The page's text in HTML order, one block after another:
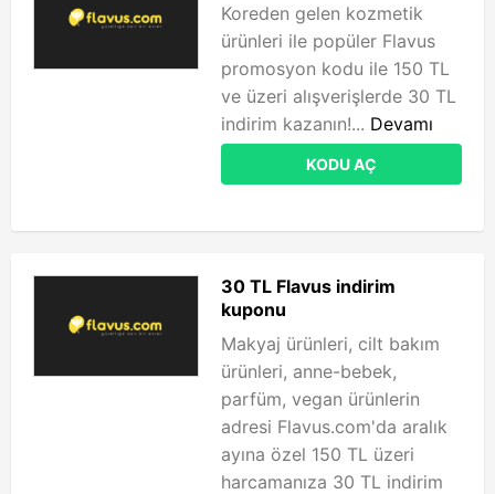
Koreden gelen kozmetik
ürünleri ile popüler Flavus
promosyon kodu ile 150 TL
ve üzeri alışverişlerde 30 TL
indirim kazanın!... Devamı
KODU AÇ
30 TL Flavus indirim
kuponu
Makyaj ürünleri, cilt bakım
ürünleri, anne-bebek,
parfüm, vegan ürünlerin
adresi Flavus.com'da aralık
ayına özel 150 TL üzeri
harcamanıza 30 TL indirim